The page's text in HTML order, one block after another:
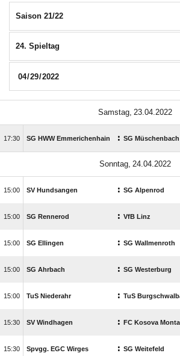
Saison 21/22
24. Spieltag
 
 SG HWW Emmerichenhain : SG Müschenbach
 
 SV Hundsangen : SG Alpenrod
 SG Rennerod : VfB Linz
 SG Ellingen : SG Wallmenroth
 SG Ahrbach : SG Westerburg
 TuS Niederahr : TuS
 SV Windhagen : FC Kosova
 Spvgg. EGC Wirges : SG Weitefeld